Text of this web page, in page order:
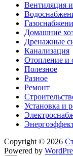
Вентиляция
Домашние
Дренажные
Канализация
Отопление и
Полезное
Разное
Ремонт
Установка и
Copyright © 2026
Powered by